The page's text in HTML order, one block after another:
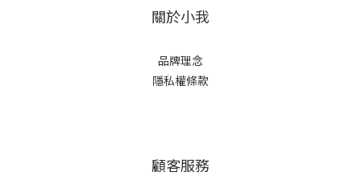
關於小我
品牌理念
隱私權條款
顧客服務